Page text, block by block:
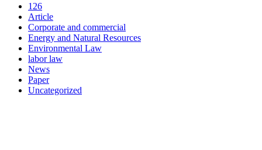
126
Article
Corporate and commercial
Energy and Natural Resources
Environmental Law
labor law
News
Paper
Uncategorized